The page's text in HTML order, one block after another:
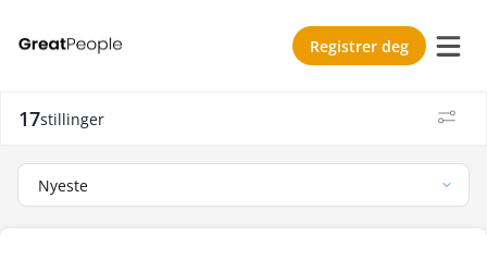
Registrer deg
17stillinger
Nyeste